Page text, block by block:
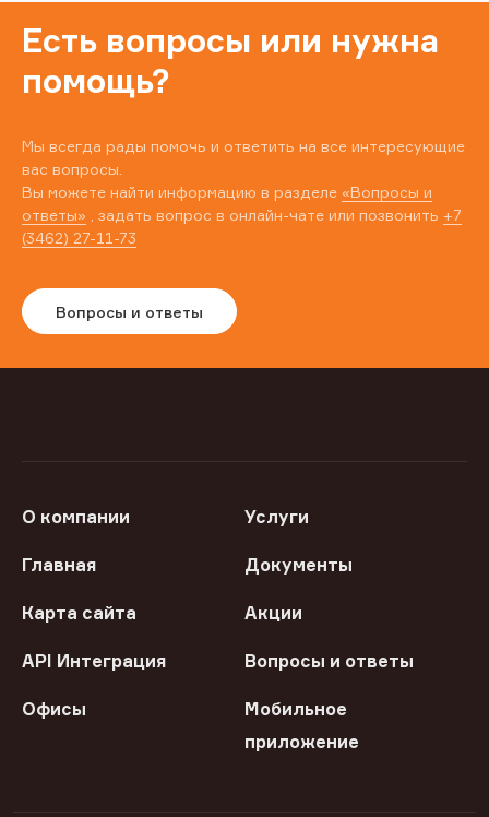
Есть вопросы или нужна
помощь?
Мы всегда рады помочь и ответить на все интересующие
вас вопросы.
Вы можете найти информацию в разделе «Вопросы и
ответы» , задать вопрос в онлайн-чате или позвонить +7
(3462) 27-11-73
Вопросы и ответы
О компании Услуги
Главная Документы
Карта сайта Акции
API Интеграция Вопросы и ответы
Офисы
Мобильное
приложение